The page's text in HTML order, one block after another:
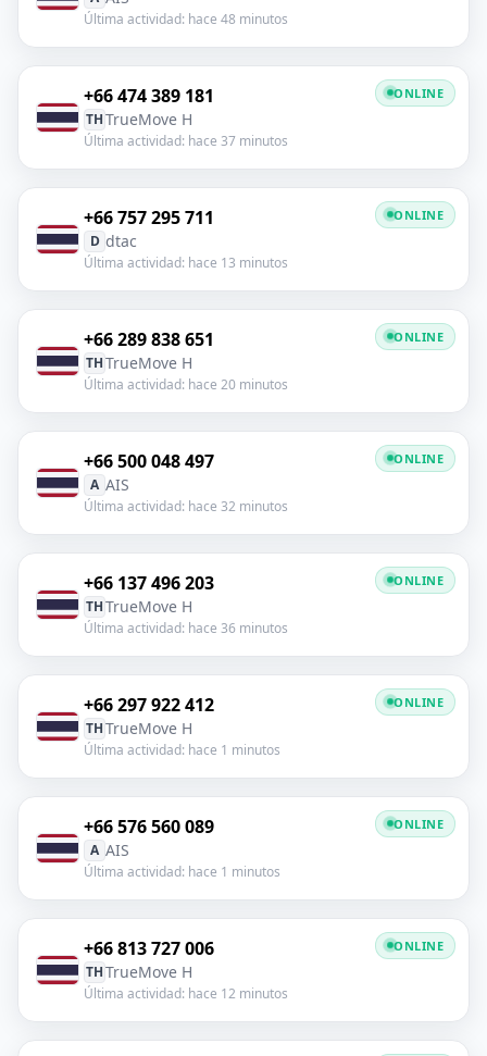
Última actividad: hace 48 minutos
+66 474 389 181
THTrueMove H
Última actividad: hace 37 minutos
ONLINE
+66 757 295 711
D dtac
Última actividad: hace 13 minutos
ONLINE
+66 289 838 651
THTrueMove H
Última actividad: hace 20 minutos
ONLINE
+66 500 048 497
A AIS
Última actividad: hace 32 minutos
ONLINE
+66 137 496 203
THTrueMove H
Última actividad: hace 36 minutos
ONLINE
+66 297 922 412
THTrueMove H
Última actividad: hace 1 minutos
ONLINE
+66 576 560 089
A AIS
Última actividad: hace 1 minutos
ONLINE
+66 813 727 006
THTrueMove H
Última actividad: hace 12 minutos
ONLINE